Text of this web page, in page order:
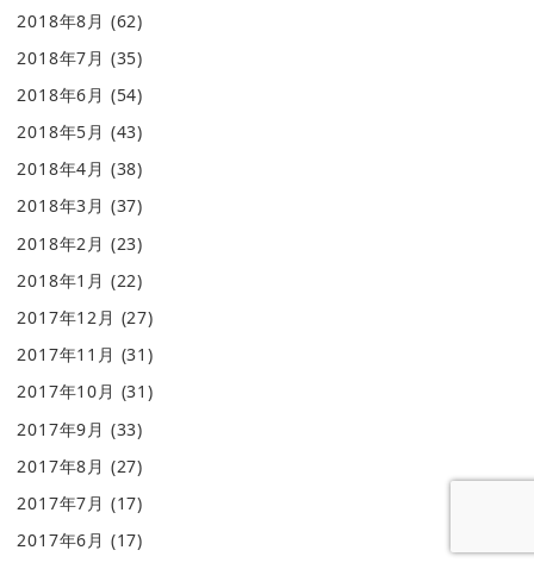
2018年8月 (62)
2018年7月 (35)
2018年6月 (54)
2018年5月 (43)
2018年4月 (38)
2018年3月 (37)
2018年2月 (23)
2018年1月 (22)
2017年12月 (27)
2017年11月 (31)
2017年10月 (31)
2017年9月 (33)
2017年8月 (27)
2017年7月 (17)
2017年6月 (17)